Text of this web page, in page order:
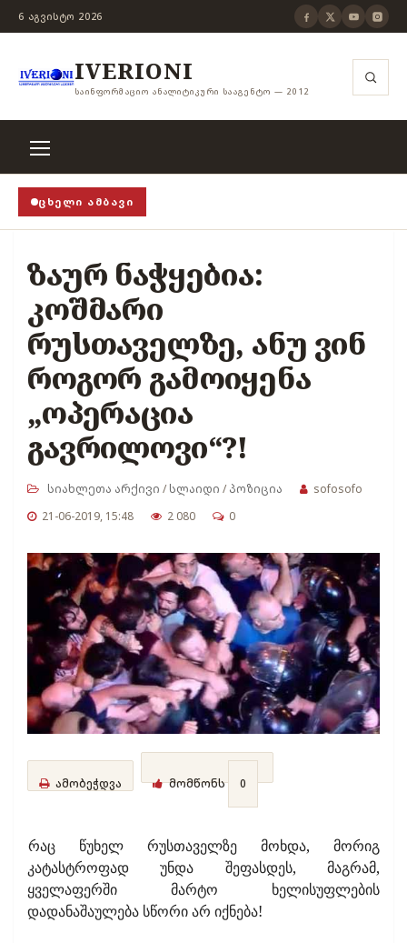
6 ᲐᲒᲕᲘᲡᲢᲝ 2026
IVERIONI
ᲡᲐᲘᲜᲤᲝᲠᲛᲐᲪᲘᲝ ᲐᲜᲐᲚᲘᲢᲘᲙᲣᲠᲘ ᲡᲐᲐᲒᲔᲜᲢᲝ — 2012
ᲪᲮᲔᲚᲘ ᲐᲛᲑᲐᲕᲘ
ჭანჭიკი მოშლილია, ცენზურა უნდა
ზაურ ნაჭყებია:
კოშმარი
რუსთაველზე, ანუ ვინ
როგორ გამოიყენა
„ოპერაცია
გავრილოვი“?!
სიახლეთა არქივი /სლაიდი /პოზიცია
sofosofo
21-06-2019, 15:48
2 080 0
ამობეჭდვა მომწონს 0
რაც წუხელ რუსთაველზე მოხდა, მორიგ
კატასტროფად უნდა შეფასდეს, მაგრამ,
ყველაფერში მარტო ხელისუფლების
დადანაშაულება სწორი არ იქნება!